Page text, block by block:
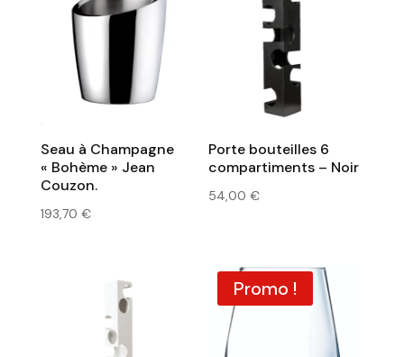
plus
ancien
Seau à Champagne
« Bohème » Jean
Couzon.
193,70 €
Porte bouteilles 6
compartiments – Noir
54,00€
Promo !